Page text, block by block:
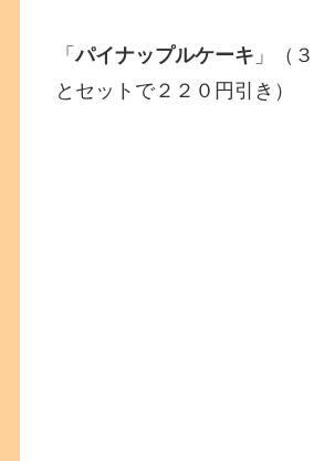
「パイナップルケーキ 」（
とセットで２２０円引き）